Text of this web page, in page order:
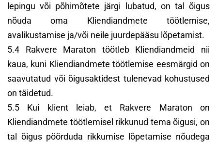
lepingu või põhimõtete järgi lubatud, on tal õigus
nõuda oma Kliendiandmete töötlemise,
avalikustamise ja/või neile juurdepääsu lõpetamist.
5.4 Rakvere Maraton töötleb Kliendiandmeid nii
kaua, kuni Kliendiandmete töötlemise eesmärgid on
saavutatud või õigusaktidest tulenevad kohustused
on täidetud.
5.5 Kui klient leiab, et Rakvere Maraton on
Kliendiandmete töötlemisel rikkunud tema õigusi, on
tal õigus pöörduda rikkumise lõpetamise nõudega